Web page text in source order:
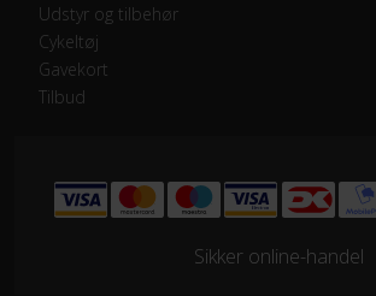
Kassette
Kranksæt
Skiftegreb
Udstyr og tilbehør
Cykeltøj
Gavekort
Tilbud
Sikker online-handel